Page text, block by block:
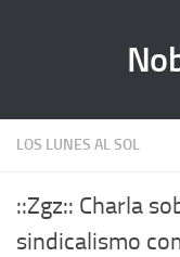
LOS LUNES AL SOL
::Zgz:: Charla
sindicalismo